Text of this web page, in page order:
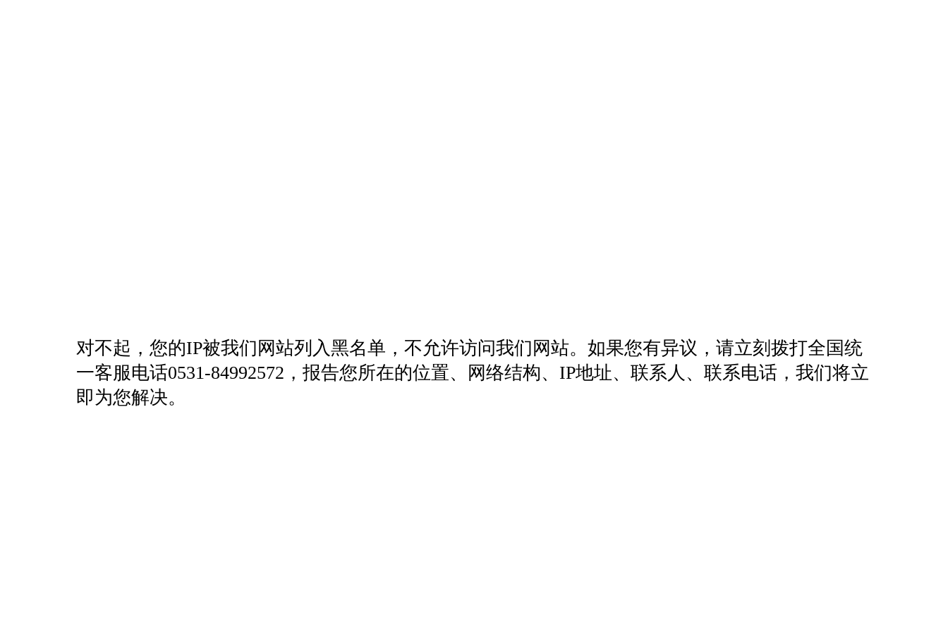
对不起，您的IP被我们网站列入黑名单，不允许访问我们网站。如果您有异议，请立刻拨打全国统
一客服电话0531-84992572，报告您所在的位置、网络结构、IP地址、联系人、联系电话，我们将立
即为您解决。